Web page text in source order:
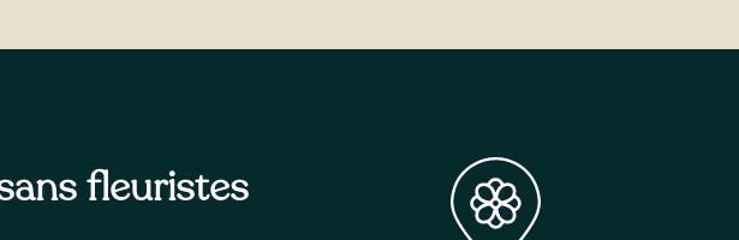
jours sur 7, y compris ledimancheet lesjours fériés. Et ce n’est pas tout : la
fleuristes